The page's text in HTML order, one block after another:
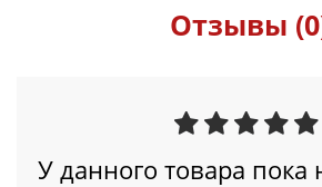
Отзывы
У данного товара пока